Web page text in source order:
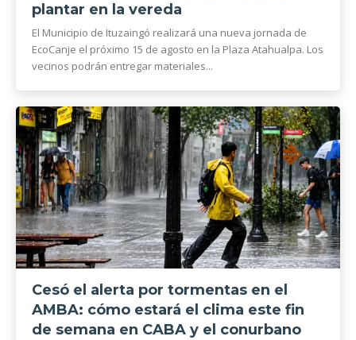
plantar en la vereda
El Municipio de Ituzaingó realizará una nueva jornada de
EcoCanje el próximo 15 de agosto en la Plaza Atahualpa. Los
vecinos podrán entregar materiales...
Cesó el alerta por tormentas en el
AMBA: cómo estará el clima este fin
de semana en CABA y el conurbano